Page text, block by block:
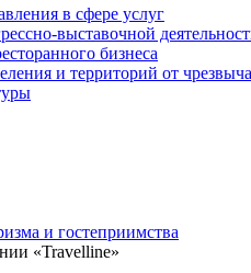
в сфере услуг
выставочной
бизнеса
и территорий от
и гостеприимства
«Travelline»